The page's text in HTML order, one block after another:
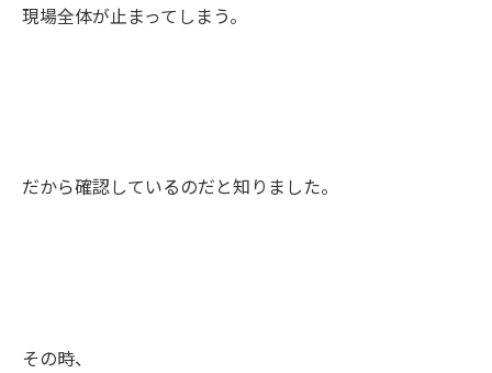
現場全体が止まってしまう。
だから確認しているのだと知りました。
その時、